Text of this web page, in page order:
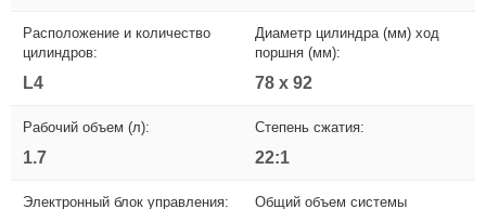
Расположение и количество
цилиндров:
L4
Диаметр цилиндра (мм) ход
поршня (мм):
78 x 92
Рабочий объем (л):
1.7
Степень сжатия:
22:1
Электронный блок управления: Общий объем системы